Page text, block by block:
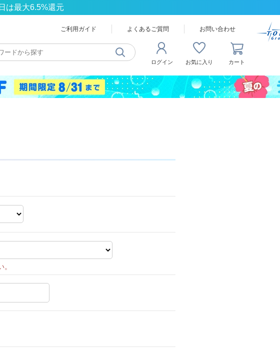
は最大6.5%還元
ご利用ガイド よくあるご質問 お問い合わせ
ログイン お気に入り カート